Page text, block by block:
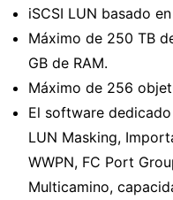
iSCSI LUN basado
Máximo de 250 TB
GB de RAM.
Máximo de 256
El software
LUN Masking,
WWPN, FC Port
Multicamino,